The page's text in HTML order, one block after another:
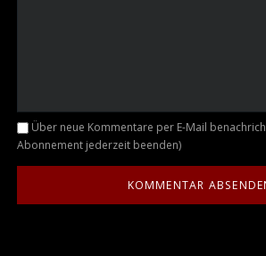
Kommentar
Über neue Kommentare per E-Mail
Abonnement jederzeit beenden)